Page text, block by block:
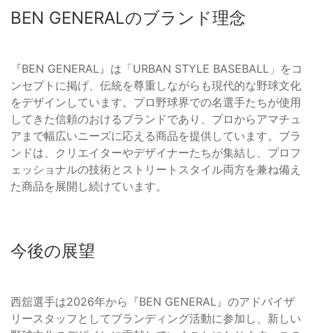
BEN GENERALのブランド理念
『BEN GENERAL』は「URBAN STYLE BASEBALL」をコ
ンセプトに掲げ、伝統を尊重しながらも現代的な野球文化
をデザインしています。プロ野球界での名選手たちが使用
してきた信頼のおけるブランドであり、プロからアマチュ
アまで幅広いニーズに応える商品を提供しています。ブラ
ンドは、クリエイターやデザイナーたちが集結し、プロフ
ェッショナルの技術とストリートスタイル両方を兼ね備え
た商品を展開し続けています。
今後の展望
西舘選手は2026年から『BEN GENERAL』のアドバイザ
リースタッフとしてブランディング活動に参加し、新しい